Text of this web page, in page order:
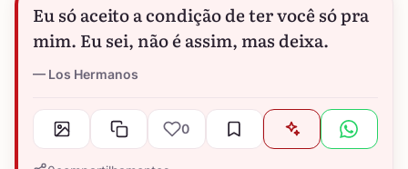
Eu só aceito a condição de ter você só pra
mim. Eu sei, não é assim, mas deixa.
Los Hermanos
0